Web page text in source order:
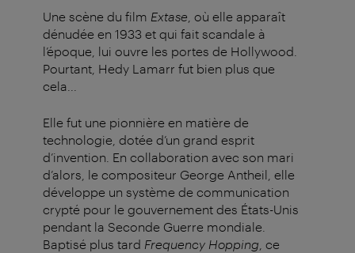
Une scène du film Extase , où elle apparaît
dénudée en 1933 et qui fait scandale à
l’époque, lui ouvre les portes de Hollywood.
Pourtant, Hedy Lamarr fut bien plus que
cela...
Elle fut une pionnière en matière de
technologie, dotée d’un grand esprit
d’invention. En collaboration avec son mari
d’alors, le compositeur George Antheil, elle
développe un système de communication
crypté pour le gouvernement des États-Unis
pendant la Seconde Guerre mondiale.
Baptisé plus tard Frequency Hopping , ce